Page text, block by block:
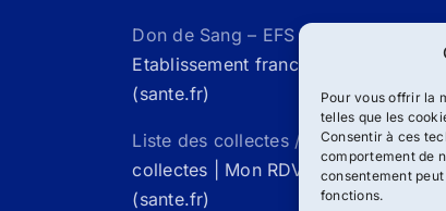
Pour vous offrir la
telles que les
Consentir à ces
comportement de
consentement
fonctions.
Don de Sang – EFS Santé /
Etablissement francais du sang
(sante.fr)
Liste des collectes / Mon rdv / Liste
collectes | Mon RDV Don de Sang
(sante.fr)